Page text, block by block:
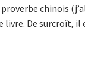
chinois
De surcroît, il